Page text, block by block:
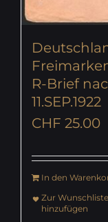
R-Brief
11.SEP.1922
CHF 25.00
In den
Zur Wunschliste
hinzufügen